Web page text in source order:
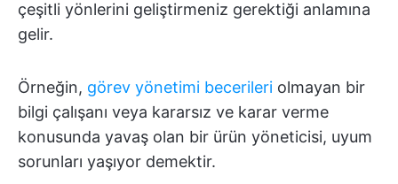
çeşitli yönlerini geliştirmeniz gerektiği anlamına
gelir.
Örneğin, görev yönetimi becerileri olmayan bir
bilgi çalışanı veya kararsız ve karar verme
konusunda yavaş olan bir ürün yöneticisi, uyum
sorunları yaşıyor demektir.